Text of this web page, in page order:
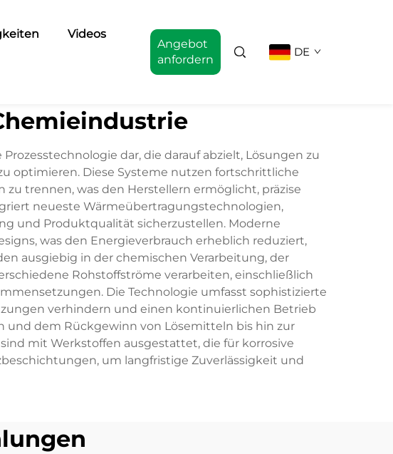
Videos
Angebot
anfordern
DE
dar, die darauf abzielt, Lösungen zu
optimieren. Diese Systeme nutzen fortschrittliche
trennen, was den Herstellern ermöglicht, präzise
neueste Wärmeübertragungstechnologien,
und Produktqualität sicherzustellen. Moderne
was den Energieverbrauch erheblich reduziert,
ausgiebig in der chemischen Verarbeitung, der
Rohstoffströme verarbeiten, einschließlich
Die Technologie umfasst sophistizierte
verhindern und einen kontinuierlichen Betrieb
und dem Rückgewinn von Lösemitteln bis hin zur
mit Werkstoffen ausgestattet, die für korrosive
um langfristige Zuverlässigkeit und